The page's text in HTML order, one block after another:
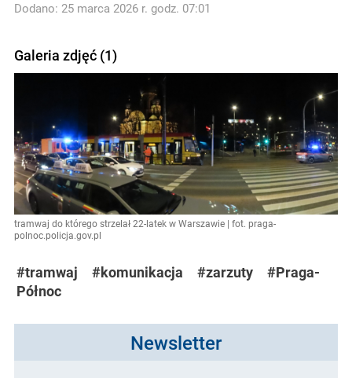
Dodano: 25 marca 2026 r. godz. 07:01
Galeria zdjęć (1)
tramwaj do którego strzelał 22-latek w Warszawie | fot. praga-
polnoc.policja.gov.pl
#tramwaj #komunikacja #zarzuty
#Praga-
Północ
Newsletter